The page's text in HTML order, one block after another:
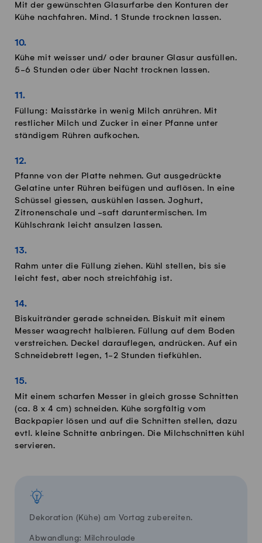
Mit der gewünschten Glasurfarbe den Konturen der
Kühe nachfahren. Mind. 1 Stunde trocknen lassen.
Kühe mit weisser und/ oder brauner Glasur ausfüllen.
5-6 Stunden oder über Nacht trocknen lassen.
Füllung: Maisstärke in wenig Milch anrühren. Mit
restlicher Milch und Zucker in einer Pfanne unter
ständigem Rühren aufkochen.
Pfanne von der Platte nehmen. Gut ausgedrückte
Gelatine unter Rühren beifügen und auflösen. In eine
Schüssel giessen, auskühlen lassen. Joghurt,
Zitronenschale und -saft daruntermischen. Im
Kühlschrank leicht ansulzen lassen.
Rahm unter die Füllung ziehen. Kühl stellen, bis sie
leicht fest, aber noch streichfähig ist.
Biskuitränder gerade schneiden. Biskuit mit einem
Messer waagrecht halbieren. Füllung auf dem Boden
verstreichen. Deckel darauflegen, andrücken. Auf ein
Schneidebrett legen, 1-2 Stunden tiefkühlen.
Mit einem scharfen Messer in gleich grosse Schnitten
(ca. 8 x 4 cm) schneiden. Kühe sorgfältig vom
Backpapier lösen und auf die Schnitten stellen, dazu
evtl. kleine Schnitte anbringen. Die Milchschnitten kühl
servieren.
Dekoration (Kühe) am Vortag zubereiten.
Abwandlung: Milchroulade